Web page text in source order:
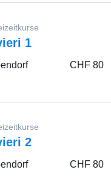
1
CHF 80
2
CHF 80